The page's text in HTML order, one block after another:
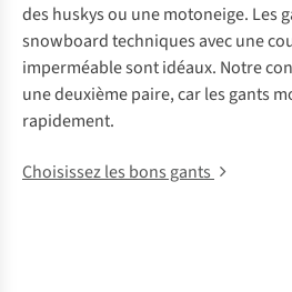
des huskys ou une motoneige. Les
snowboard techniques avec une
imperméable sont idéaux. Notre
une deuxième paire, car les gants
rapidement.
Choisissez les bons gants